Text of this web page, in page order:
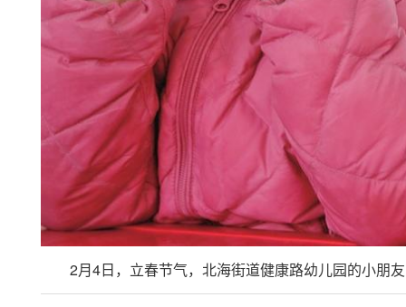
2月4日，立春节气，北海街道健康路幼儿园的小朋